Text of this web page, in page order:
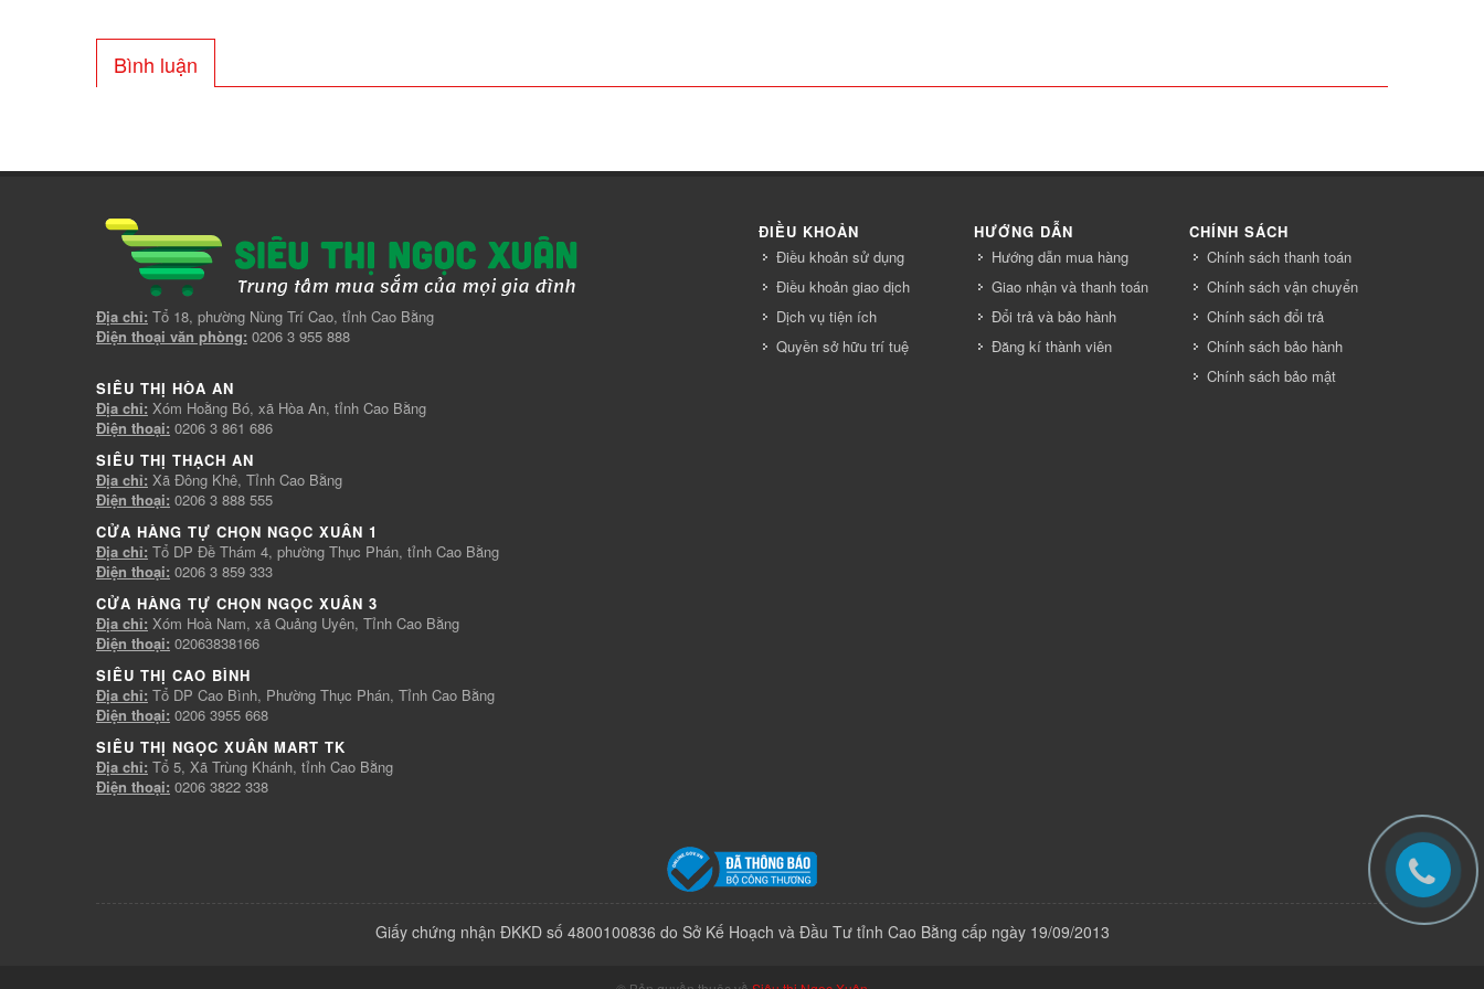
Bình luận
Địa chỉ: Tổ 18, phường Nùng Trí Cao, tỉnh Cao Bằng
Điện thoại văn phòng: 0206 3 955 888
SIÊU THỊ HÒA AN
Địa chỉ: Xóm Hoằng Bó, xã Hòa An, tỉnh Cao Bằng
Điện thoại: 0206 3 861 686
SIÊU THỊ THẠCH AN
Địa chỉ: Xã Đông Khê, Tỉnh Cao Bằng
Điện thoại: 0206 3 888 555
CỬA HÀNG TỰ CHỌN NGỌC XUÂN 1
Địa chỉ: Tổ DP Đề Thám 4, phường Thục Phán, tỉnh Cao Bằng
Điện thoại: 0206 3 859 333
CỬA HÀNG TỰ CHỌN NGỌC XUÂN 3
Địa chỉ: Xóm Hoà Nam, xã Quảng Uyên, Tỉnh Cao Bằng
Điện thoại: 02063838166
SIÊU THỊ CAO BÌNH
Địa chỉ: Tổ DP Cao Bình, Phường Thục Phán, Tỉnh Cao Bằng
Điện thoại: 0206 3955 668
SIÊU THỊ NGỌC XUÂN MART TK
Địa chỉ: Tổ 5, Xã Trùng Khánh, tỉnh Cao Bằng
Điện thoại: 0206 3822 338
ĐIỀU KHOẢN
Điều khoản sử dụng
Điều khoản giao dịch
Dịch vụ tiện ích
Quyền sở hữu trí tuệ
HƯỚNG DẪN
Hướng dẫn mua hàng
Giao nhận và thanh toán
Đổi trả và bảo hành
Đăng kí thành viên
CHÍNH SÁCH
Chính sách thanh toán
Chính sách vận chuyển
Chính sách đổi trả
Chính sách bảo hành
Chính sách bảo mật
Giấy chứng nhận ĐKKD số 4800100836 do Sở Kế Hoạch và Đầu Tư tỉnh Cao Bằng cấp ngày 19/09/2013